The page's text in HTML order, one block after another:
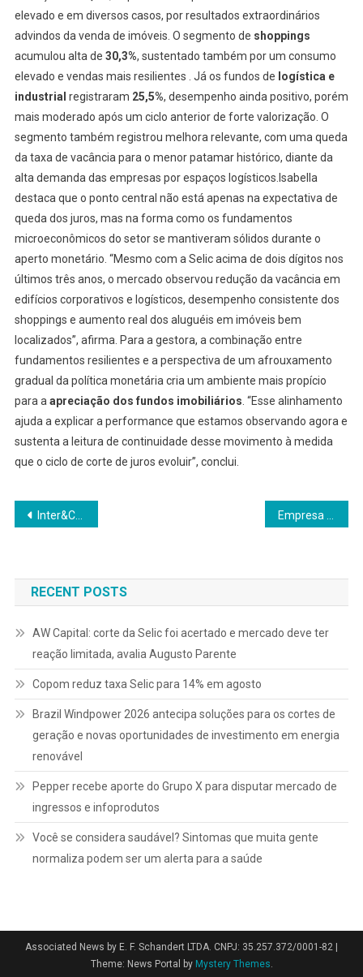
elevado e em diversos casos, por resultados extraordinários
advindos da venda de imóveis. O segmento de shoppings
acumulou alta de 30,3%, sustentado também por um consumo
elevado e vendas mais resilientes . Já os fundos de logística e
industrial registraram 25,5%, desempenho ainda positivo, porém
mais moderado após um ciclo anterior de forte valorização. O
segmento também registrou melhora relevante, com uma queda
da taxa de vacância para o menor patamar histórico, diante da
alta demanda das empresas por espaços logísticos.Isabella
destaca que o ponto central não está apenas na expectativa de
queda dos juros, mas na forma como os fundamentos
microeconômicos do setor se mantiveram sólidos durante o
aperto monetário. “Mesmo com a Selic acima de dois dígitos nos
últimos três anos, o mercado observou redução da vacância em
edifícios corporativos e logísticos, desempenho consistente dos
shoppings e aumento real dos aluguéis em imóveis bem
localizados”, afirma. Para a gestora, a combinação entre
fundamentos resilientes e a perspectiva de um afrouxamento
gradual da política monetária cria um ambiente mais propício
para a apreciação dos fundos imobiliários . “Esse alinhamento
ajuda a explicar a performance que estamos observando agora e
sustenta a leitura de continuidade desse movimento à medida
que o ciclo de corte de juros evoluir”, conclui.
Navegação
Post
Inter&Co (INBR32) aumenta lucro em 2025
RECENT POSTS
AW Capital: corte da Selic foi acertado e mercado deve ter
reação limitada, avalia Augusto Parente
Copom reduz taxa Selic para 14% em agosto
Brazil Windpower 2026 antecipa soluções para os cortes de
geração e novas oportunidades de investimento em energia
renovável
Pepper recebe aporte do Grupo X para disputar mercado de
ingressos e infoprodutos
Você se considera saudável? Sintomas que muita gente
normaliza podem ser um alerta para a saúde
Associated News by E. F. Schandert LTDA. CNPJ: 35.257.372/0001-82 |
Theme: News Portal by Mystery Themes.